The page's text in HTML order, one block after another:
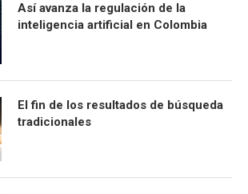
Así avanza la regulación de la
inteligencia artificial en Colombia
El fin de los resultados de búsqueda
tradicionales